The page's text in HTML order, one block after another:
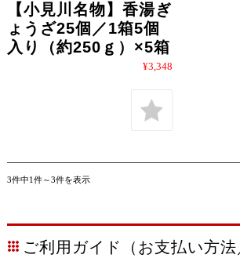
【小見川名物】香湯ぎ
ょうざ25個／1箱5個
入り（約250ｇ）×5箱
¥3,348
3件中1件～3件を表示
ご利用ガイド（お支払い方